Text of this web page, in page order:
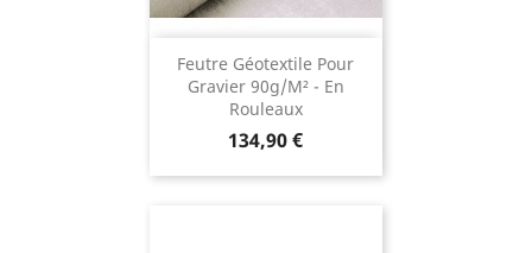
Feutre Géotextile Pour
Gravier 90g/m² - En
Rouleaux
Prix
134,90 €